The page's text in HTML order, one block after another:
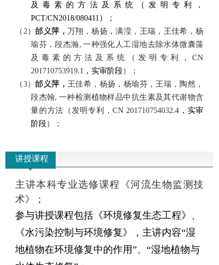
及毒素的方法及系统（发明专利，
PCT/CN2018/080411 ）；
（ 2）邰义萍， 万翔，杨扬，满滢，王瑞，王佳希，杨
瑜芬，段杰瀚,一种强化人工湿地去除水体微囊藻
及毒素的方法及系统（发明专利，CN
201710753919.1 ，实审阶段）；
（3）邰义萍， 王佳希，杨扬，杨瑜芬，王瑞，陶然，
段杰翰, 一种检测植物样品中抗生素及其代谢物含
量的方法（发明专利，CN 201710754032.4 ，实审
阶段）；
讲授课程
主讲本科专业选修课程《河流生物监测技
术》；
参与讲授课程包括《环境修复生态工程》、
《水污染控制与环境修复》
，主讲内容“湿
地植物在环境修复中的作用”、“湿地植物与